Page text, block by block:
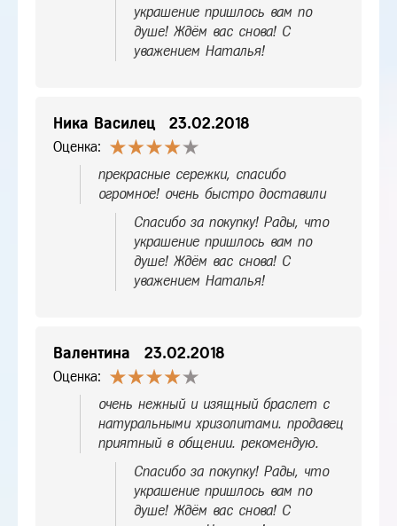
украшение пришлось вам по
душе! Ждём вас снова! С
уважением Наталья!
Ника Василец 23.02.2018
Оценка:
прекрасные сережки, спасибо
огромное! очень быстро доставили
Спасибо за покупку! Рады, что
украшение пришлось вам по
душе! Ждём вас снова! С
уважением Наталья!
Валентина 23.02.2018
Оценка:
очень нежный и изящный браслет с
натуральными хризолитами. продавец
приятный в общении. рекомендую.
Спасибо за покупку! Рады, что
украшение пришлось вам по
душе! Ждём вас снова! С